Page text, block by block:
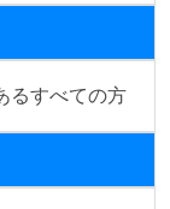
るすべての方